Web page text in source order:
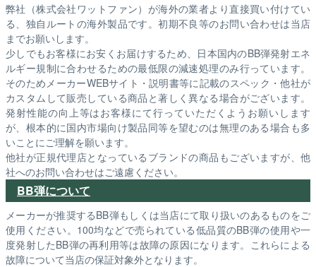
弊社（株式会社ワットファン）が海外の業者より直接買い付けてい
る、独自ルートの海外製品です。初期不良等のお問い合わせは当店
までお願いします。
少しでもお客様にお安くお届けするため、日本国内のBB弾発射エネ
ルギー規制に合わせるための最低限の減速処理のみ行っています。
そのためメーカーWEBサイト・説明書等に記載のスペック・他社が
カスタムして販売している商品と著しく異なる場合がございます。
発射性能の向上等はお客様にて行っていただくようお願いします
が、根本的に国内市場向け製品同等を望むのは無理のある場合も多
いことにご理解を願います。
他社が正規代理店となっているブランドの商品もございますが、他
社へのお問い合わせはご遠慮ください。
BB弾について
メーカーが推奨するBB弾もしくは当店にて取り扱いのあるものをご
使用ください。100均などで売られている低品質のBB弾の使用や一
度発射したBB弾の再利用等は故障の原因になります。これらによる
故障について当店の保証対象外となります。